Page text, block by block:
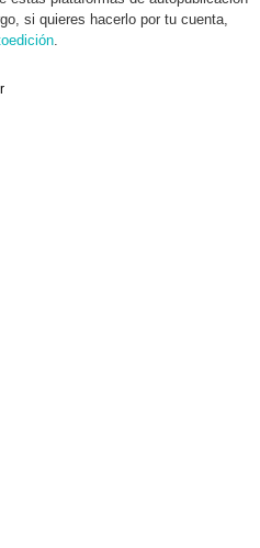
si quieres hacerlo por tu cuenta,
.